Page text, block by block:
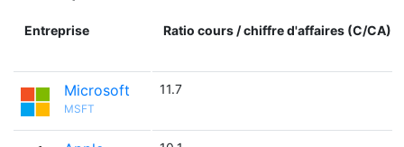
Entreprise Ratio cours / chiffre d'affaires (C/CA)
Microsoft
MSFT
11.7